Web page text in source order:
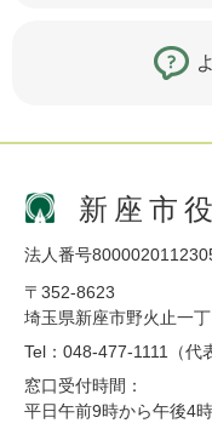
新座市
法人番号
〒352-8623
埼玉県新座市野火止一
Tel：048-477-1111（代
窓口受付時間：
平日午前9時から午後4